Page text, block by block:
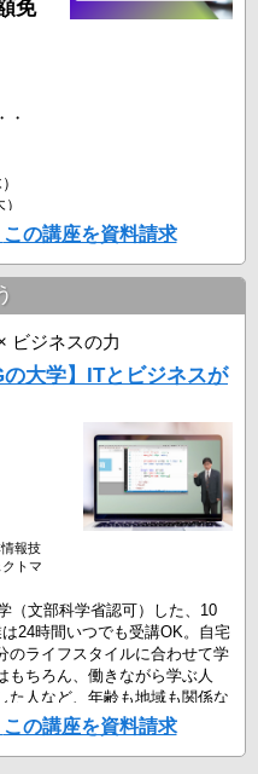
免
）
る「志望理由・&#12073;論&#1
います。
さい。
・
この講座を資料請求
ビジネスの力
の大学】ITとビジネスが
報技
トマ
（文部科学省認可）した、10
24時間いつでも受講OK。自宅
のライフスタイルに合わせて学
もちろん、働きながら学ぶ人
た人など、年齢も地域も関係な
品開発、データサイエンス、
ーケティング、生成Al活用、
用する分野を中心に、「 ...
この講座を資料請求